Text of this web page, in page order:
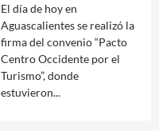
El día de hoy en
Aguascalientes se realizó la
firma del convenio “Pacto
Centro Occidente por el
Turismo”, donde
estuvieron...